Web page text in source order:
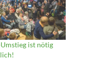
ist nötig